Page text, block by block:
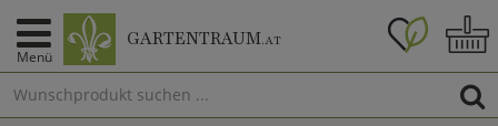
Menü
GARTENTRAUM.AT